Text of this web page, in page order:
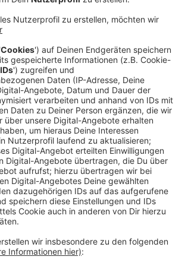
der Feuerwehr haben es die
geschafft, den Wohnwagen aus der
bevor die Strohballen angefangen
Verletzt wurde bei dem Brand
ermittelt jetzt aber wegen
Laut einer Sprecherin
eine Brechstange sichergestellt,
es aber aktuell noch nicht.